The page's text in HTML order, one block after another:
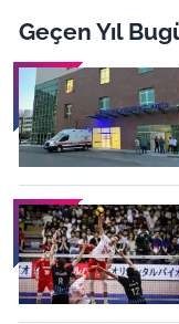
Geçen Yıl